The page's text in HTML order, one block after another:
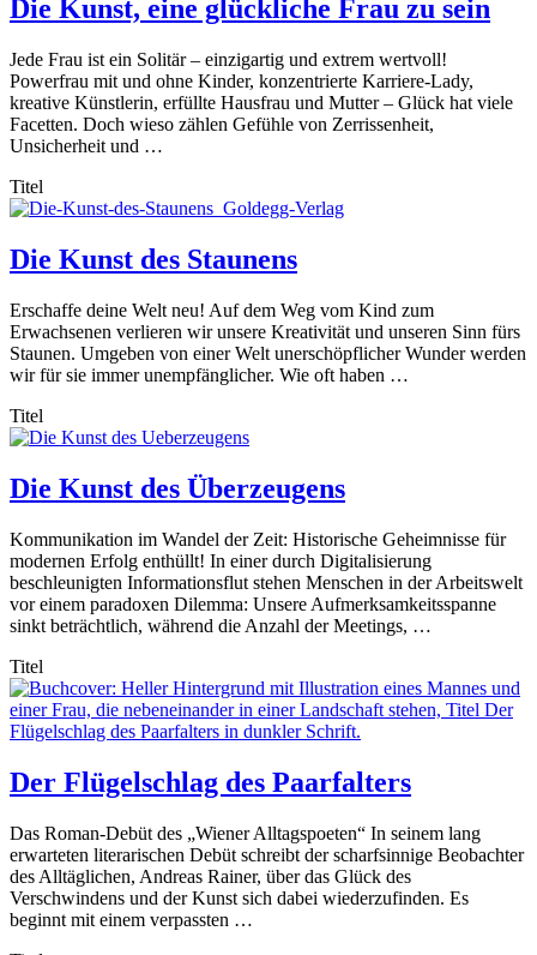
Die Kunst, eine glückliche Frau zu sein
Jede Frau ist ein Solitär – einzigartig und extrem wertvoll!
Powerfrau mit und ohne Kinder, konzentrierte Karriere-Lady,
kreative Künstlerin, erfüllte Hausfrau und Mutter – Glück hat viele
Facetten. Doch wieso zählen Gefühle von Zerrissenheit,
Unsicherheit und …
Titel
Die Kunst des Staunens
Erschaffe deine Welt neu! Auf dem Weg vom Kind zum
Erwachsenen verlieren wir unsere Kreativität und unseren Sinn fürs
Staunen. Umgeben von einer Welt unerschöpflicher Wunder werden
wir für sie immer unempfänglicher. Wie oft haben …
Titel
Die Kunst des Überzeugens
Kommunikation im Wandel der Zeit: Historische Geheimnisse für
modernen Erfolg enthüllt! In einer durch Digitalisierung
beschleunigten Informationsflut stehen Menschen in der Arbeitswelt
vor einem paradoxen Dilemma: Unsere Aufmerksamkeitsspanne
sinkt beträchtlich, während die Anzahl der Meetings, …
Titel
Der Flügelschlag des Paarfalters
Das Roman-Debüt des „Wiener Alltagspoeten“ In seinem lang
erwarteten literarischen Debüt schreibt der scharfsinnige Beobachter
des Alltäglichen, Andreas Rainer, über das Glück des
Verschwindens und der Kunst sich dabei wiederzufinden. Es
beginnt mit einem verpassten …